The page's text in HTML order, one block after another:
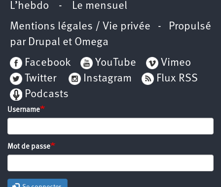
L’hebdo - Le mensuel
Mentions légales / Vie privée - Propulsé
par Drupal et Omega
Facebook
YouTube
Vimeo
Twitter
Instagram
Flux RSS
Podcasts
Username
Mot de passe